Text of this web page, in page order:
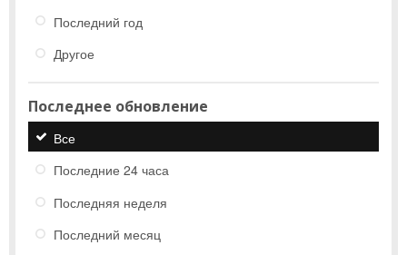
Последний год
Другое
Последнее обновление
Все
Последние 24 часа
Последняя неделя
Последний месяц